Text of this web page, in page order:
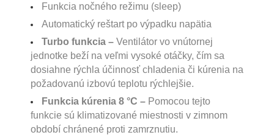
Funkcia nočného režimu (sleep)
Automatický reštart po výpadku napätia
Turbo funkcia – Ventilátor vo vnútornej
jednotke beží na veľmi vysoké otáčky, čím sa
dosiahne rýchla účinnosť chladenia či kúrenia na
požadovanú izbovú teplotu rýchlejšie.
Funkcia kúrenia 8 °C – Pomocou tejto
funkcie sú klimatizované miestnosti v zimnom
období chránené proti zamrznutiu.